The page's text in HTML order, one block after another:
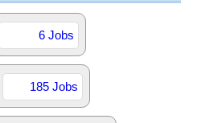
6 Jobs
185 Jobs